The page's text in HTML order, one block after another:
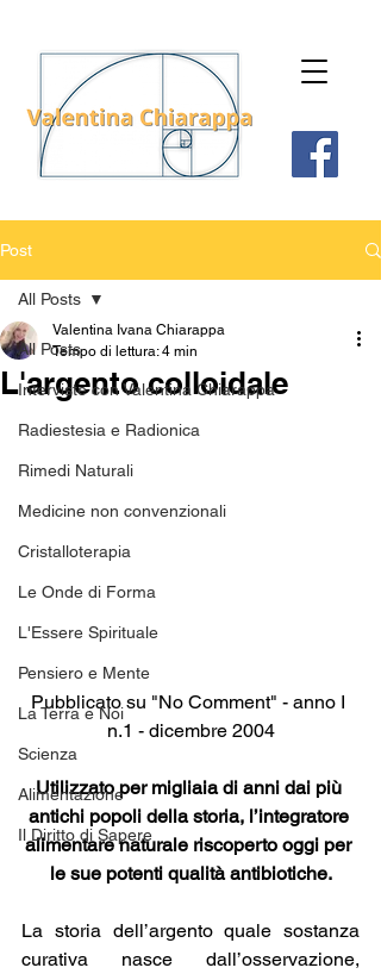
Post
All Posts
Interviste con Valentina Chiarappa
Radiestesia e Radionica
Rimedi Naturali
Medicine non convenzionali
Cristalloterapia
Le Onde di Forma
L'Essere Spirituale
Pensiero e Mente
La Terra e Noi
Scienza
Alimentazione
Il Diritto di Sapere
All Posts
L'argento colloidale
Valentina Ivana Chiarappa
Tempo di lettura: 4 min
Pubblicato su "No Comment" - anno I
n.1 - dicembre 2004
Utilizzato per migliaia di anni dai più
antichi popoli della storia, l’integratore
alimentare naturale riscoperto oggi per
le sue potenti qualità antibiotiche.
La storia dell’argento quale sostanza
curativa nasce dall’osservazione,